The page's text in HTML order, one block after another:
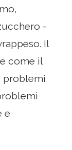
-
Il
come il
problemi
e